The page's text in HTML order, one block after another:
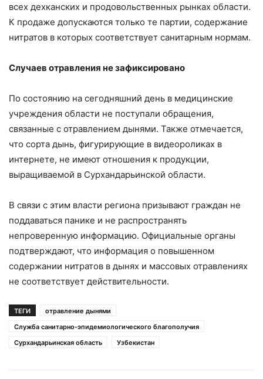
всех дехканских и продовольственных рынках области.
К продаже допускаются только те партии, содержание
нитратов в которых соответствует санитарным нормам.
Случаев отравления не зафиксировано
По состоянию на сегодняшний день в медицинские
учреждения области не поступали обращения,
связанные с отравлением дынями. Также отмечается,
что сорта дынь, фигурирующие в видеороликах в
интернете, не имеют отношения к продукции,
выращиваемой в Сурхандарьинской области.
В связи с этим власти региона призывают граждан не
поддаваться панике и не распространять
непроверенную информацию. Официальные органы
подтверждают, что информация о повышенном
содержании нитратов в дынях и массовых отравлениях
не соответствует действительности.
ТЕГИ
отравление дынями
Служба санитарно-эпидемиологического благополучия
Сурхандарьинская область
Узбекистан